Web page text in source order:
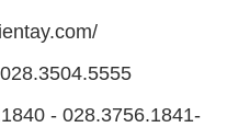
- 028.3756.1841-